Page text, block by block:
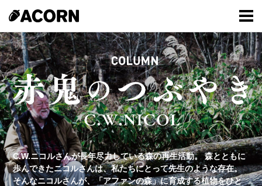
C.W.ニコルさんが長年尽力している森の再生活動。森とともに
歩んできたニコルさんは、私たちにとって先生のような存在。
そんなニコルさんが、「アファンの森」に育成する植物をひと